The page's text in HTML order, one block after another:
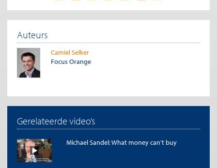
Auteurs
Camiel Selker
Focus Orange
Gerelateerde video’s
Michael Sandel: What money can’t buy